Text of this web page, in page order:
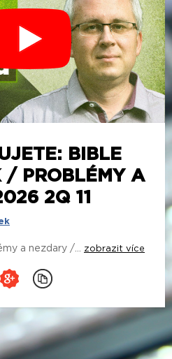
BIBLE
/ PROBLÉMY A
2Q 11
a nezdary /... zobrazit více